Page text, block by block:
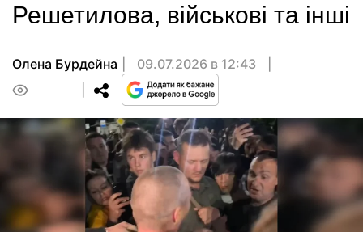
Решетилова, військові та інші
Олена Бурдейна
09.07.2026 в 12:43